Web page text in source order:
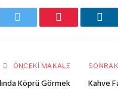
Twitter Pinterest
ÖNCEKI MAKALE
Köprü Görmek Kahve